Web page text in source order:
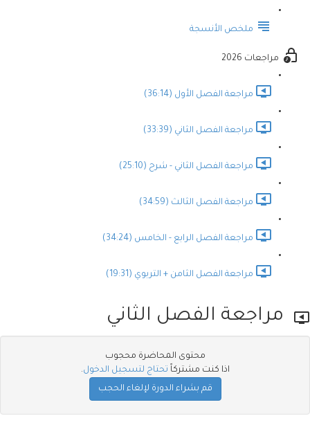
ملخص الأنسجة
مراجعات 2026
مراجعة الفصل الأول (36:14)
مراجعة الفصل الثاني (33:39)
مراجعة الفصل الثاني - شرح (25:10)
مراجعة الفصل الثالث (34:59)
مراجعة الفصل الرابع - الخامس (34:24)
مراجعة الفصل الثامن + التربوي (19:31)
مراجعة الفصل الثاني
محتوى المحاضرة محجوب
اذا كنت مشتركاً تحتاج لتسجيل الدخول.
قم بشراء الدورة لإلغاء الحجب